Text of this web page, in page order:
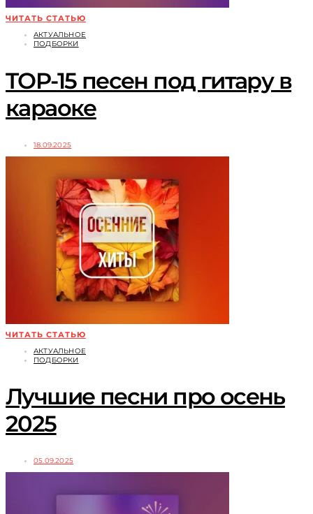
ЧИТАТЬ СТАТЬЮ
АКТУАЛЬНОЕ
ПОДБОРКИ
TOP-15 песен под гитару в
караоке
18.09.2025
ЧИТАТЬ СТАТЬЮ
АКТУАЛЬНОЕ
ПОДБОРКИ
Лучшие песни про осень
2025
05.09.2025